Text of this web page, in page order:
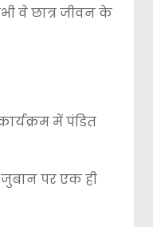
वे छात्र जीवन के
में पंडित
जुबान पर एक ही